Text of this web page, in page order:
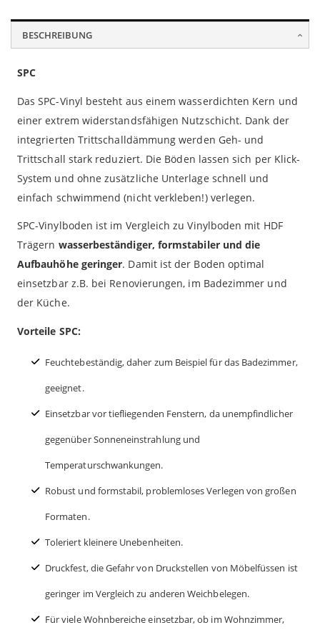
BESCHREIBUNG
SPC
Das SPC-Vinyl besteht aus einem wasserdichten Kern und
einer extrem widerstandsfähigen Nutzschicht. Dank der
integrierten Trittschalldämmung werden Geh- und
Trittschall stark reduziert. Die Böden lassen sich per Klick-
System und ohne zusätzliche Unterlage schnell und
einfach schwimmend (nicht verkleben!) verlegen.
SPC-Vinylboden ist im Vergleich zu Vinylboden mit HDF
Trägern wasserbeständiger, formstabiler und die
Aufbauhöhe geringer. Damit ist der Boden optimal
einsetzbar z.B. bei Renovierungen, im Badezimmer und
der Küche.
Vorteile SPC:
Feuchtebeständig, daher zum Beispiel für das Badezimmer,
geeignet.
Einsetzbar vor tiefliegenden Fenstern, da unempfindlicher
gegenüber Sonneneinstrahlung und
Temperaturschwankungen.
Robust und formstabil, problemloses Verlegen von großen
Formaten.
Toleriert kleinere Unebenheiten.
Druckfest, die Gefahr von Druckstellen von Möbelfüssen ist
geringer im Vergleich zu anderen Weichbelegen.
Für viele Wohnbereiche einsetzbar, ob im Wohnzimmer,